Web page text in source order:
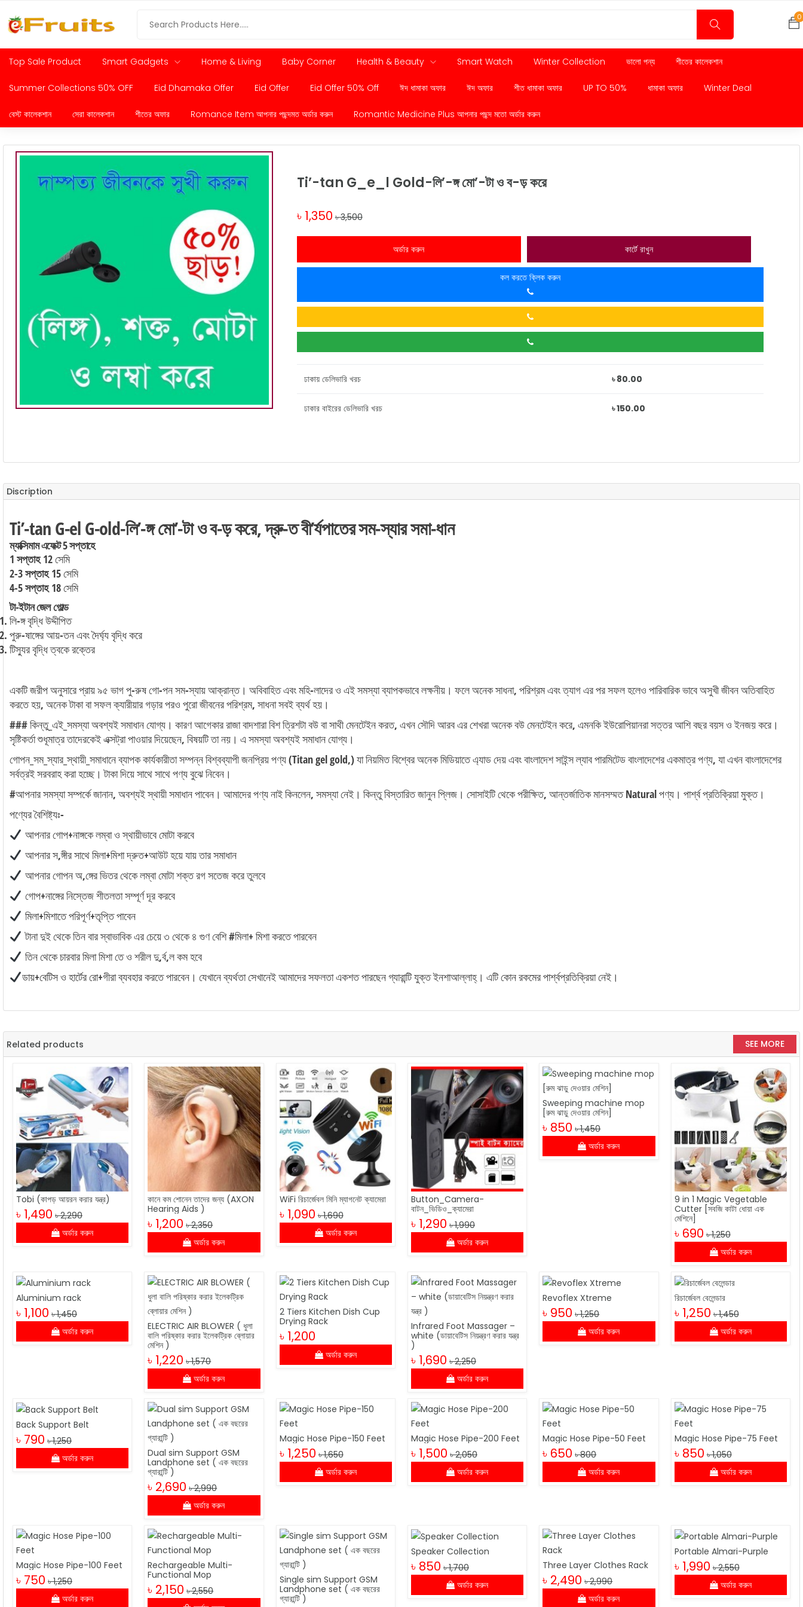
0
Top Sale Product Smart Gadgets Home & Living Baby Corner Health & Beauty Smart Watch Winter Collection ভালো পন্য শীতের কালেকশান
Summer Collections 50% OFF Eid Dhamaka Offer Eid Offer Eid Offer 50% Off ঈদ ধামাকা অফার ঈদ অফার শীত ধামাকা অফার UP TO 50% ধামাকা অফার Winter Deal
বেস্ট কালেকশান সেরা কালেকশান শীতের অফার Romance Item আপনার পছন্দমত অর্ডার করুন Romantic Medicine Plus আপনার পছন্দ মতো অর্ডার করুন
Ti’-tan G_e_l Gold-লি’-ঙ্গ মো’-টা ও ব-ড় করে
৳ 1,350 ৳ 3,500
অর্ডার করুন কার্টে রাখুন
কল করতে ক্লিক করুন
ঢাকায় ডেলিভারি খরচ ৳ 80.00
ঢাকার বাইরের ডেলিভারি খরচ ৳ 150.00
Discription
Ti’-tan G-el G-old-লি’-ঙ্গ মো’-টা ও ব-ড় করে, দ্রু-ত বী’র্যপাতের সম-স্যার সমা-ধান
ম্যাক্সিমাম এফেক্ট 5 সপ্তাহে
1 সপ্তাহ12 সেমি
2-3 সপ্তাহ15 সেমি
4-5 সপ্তাহ18 সেমি
টা-ইটান জেল গোল্ড
লি-ঙ্গ বৃদ্ধি উদ্দীপিত
পুরু-ষাঙ্গের আয়-তন এবং দৈর্ঘ্য বৃদ্ধি করে
টিস্যুর বৃদ্ধি ত্বকে রক্তের
একটি জরীপ অনুসারে প্রায় ৯৫ ভাগ পু-রুষ গো-পন সম-স্যায় আক্রান্ত। অবিবাহিত এবং মহি-লাদের ও এই সমস্যা ব্যাপকভাবে লক্ষনীয়। ফলে অনেক সাধনা, পরিশ্রম এবং ত্যাগ এর পর সফল হলেও পারিবারিক ভাবে অসুখী জীবন অতিবাহিত
করতে হয়, অনেক টাকা বা সফল ক্যারীয়ার গড়ার পরও পুরো জীবনের পরিশ্রম, সাধনা সবই ব্যর্থ হয়।
### কিন্তু_এই_সমস্যা অবশ্যই সমাধান যোগ্য। কারণ আগেকার রাজা বাদশারা বিশ ত্রিশটা বউ বা সাথী মেনটেইন করত, এখন সৌদি আরব এর শেখরা অনেক বউ মেনটেইন করে, এমনকি ইউরোপিয়ানরা সত্তর আশি বছর বয়স ও ইনজয় করে।
সৃষ্টিকর্তা শুধূমাত্র তাদেরকেই এক্সট্রা পাওয়ার দিয়েছেন, বিষয়টি তা নয়। এ সমস্যা অবশ্যই সমাধান যোগ্য।
গোপন_সম_স্যার_স্থায়ী_সমাধানে ব্যাপক কার্যকারীতা সম্পন্ন বিশ্বব্যাপী জনপ্রিয় পণ্য (Titan gel gold,) যা নিয়মিত বিশ্বের অনেক মিডিয়াতে এ্যাড দেয় এবং বাংলাদেশ সাইন্স ল্যাব পারমিটেড বাংলাদেশের একমাত্র পণ্য, যা এখন বাংলাদেশের
সর্বত্রই সরবরাহ করা হচ্ছে। টাকা দিয়ে সাথে সাথে পণ্য বুঝে নিবেন।
#আপনার সমস্যা সম্পর্কে জানান, অবশ্যই স্থায়ী সমাধান পাবেন। আমাদের পণ্য নাই কিনলেন, সমস্যা নেই। কিন্তু বিস্তারিত জানুন প্লিজ। সোসাইটি থেকে পরীক্ষিত, আন্তর্জাতিক মানসম্মত Natural পণ্য। পার্শ্ব প্রতিক্রিয়া মুক্ত।
পণ্যের বৈশিষ্ট্যঃ-
আপনার গোপ+নাঙ্গকে লম্বা ও স্থায়ীভাবে মোটা করবে
আপনার স,ঙ্গীর সাথে মিলা+মিশা দ্রুত+আউট হয়ে যায় তার সমাধান
আপনার গোপন অ,ঙ্গের ভিতর থেকে লম্বা মোটা শক্ত রগ সতেজ করে তুলবে
গোপ+নাঙ্গের নিস্তেজ শীতলতা সম্পূর্ণ দূর করবে
মিলা+মিশাতে পরিপূর্ণ+তৃপ্তি পাবেন
টানা দুই থেকে তিন বার স্বাভাবিক এর চেয়ে ৩ থেকে ৪ গুণ বেশি #মিলা+ মিশা করতে পারবেন
তিন থেকে চারবার মিলা মিশা তে ও শরীল দু,র্ব,ল কম হবে
ডায়+বেটিস ও হার্টের রো+গীরা ব্যবহার করতে পারবেন। যেখানে ব্যর্থতা সেখানেই আমাদের সফলতা একশত পারছেন গ্যারান্টি যুক্ত ইনশাআল্লাহ্। এটি কোন রকমের পার্শ্বপ্রতিক্রিয়া নেই।
Related products SEE MORE
Tobi (কাপড় আয়রন করার যন্ত্র)
৳ 1,490 ৳ 2,290
অর্ডার করুন
কানে কম শোনেন তাদের জন্য (AXON
Hearing Aids )
৳ 1,200 ৳ 2,350
অর্ডার করুন
WiFi রিচার্জেবল মিনি ম্যাগনেট ক্যামেরা
৳ 1,090 ৳ 1,690
অর্ডার করুন
Button_Camera-
বাটন_ভিডিও_ক্যামেরা
৳ 1,290 ৳ 1,990
অর্ডার করুন
Sweeping machine mop
[রুম ঝাড়ু দেওয়ার মেশিন]
৳ 850 ৳ 1,450
অর্ডার করুন
9 in 1 Magic Vegetable
Cutter [সবজি কাটা ধোয়া এক
মেশিনে]
৳ 690 ৳ 1,250
অর্ডার করুন
Aluminium rack
৳ 1,100 ৳ 1,450
অর্ডার করুন
ELECTRIC AIR BLOWER ( ধুলা
বালি পরিষ্কার করার ইলেকট্রিক ব্লোয়ার
মেশিন )
৳ 1,220 ৳ 1,570
অর্ডার করুন
2 Tiers Kitchen Dish Cup
Drying Rack
৳ 1,200
অর্ডার করুন
Infrared Foot Massager –
white (ডায়াবেটিস নিয়ন্ত্রণ করার যন্ত্র
)
৳ 1,690 ৳ 2,250
অর্ডার করুন
Revoflex Xtreme
৳ 950 ৳ 1,250
অর্ডার করুন
রিচার্জেবল বেলেন্ডার
৳ 1,250 ৳ 1,450
অর্ডার করুন
Back Support Belt
৳ 790 ৳ 1,250
অর্ডার করুন
Dual sim Support GSM
Landphone set ( এক বছরের
গ্যারান্টি )
৳ 2,690 ৳ 2,990
অর্ডার করুন
Magic Hose Pipe-150 Feet
৳ 1,250 ৳ 1,650
অর্ডার করুন
Magic Hose Pipe-200 Feet
৳ 1,500 ৳ 2,050
অর্ডার করুন
Magic Hose Pipe-50 Feet
৳ 650 ৳ 800
অর্ডার করুন
Magic Hose Pipe-75 Feet
৳ 850 ৳ 1,050
অর্ডার করুন
Magic Hose Pipe-100 Feet
৳ 750 ৳ 1,250
অর্ডার করুন
Rechargeable Multi-
Functional Mop
৳ 2,150 ৳ 2,550
Single sim Support GSM
Landphone set ( এক বছরের
গ্যারান্টি )
Speaker Collection
৳ 850 ৳ 1,700
অর্ডার করুন
Three Layer Clothes Rack
৳ 2,490 ৳ 2,990
অর্ডার করুন
Portable Almari-Purple
৳ 1,990 ৳ 2,550
অর্ডার করুন